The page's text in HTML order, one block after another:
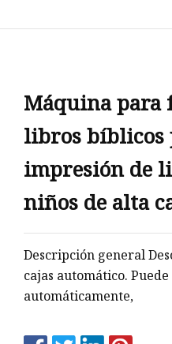
Máquina para
libros bíblicos
impresión de
niños de alta
Descripción general
cajas automático.
automáticamente,